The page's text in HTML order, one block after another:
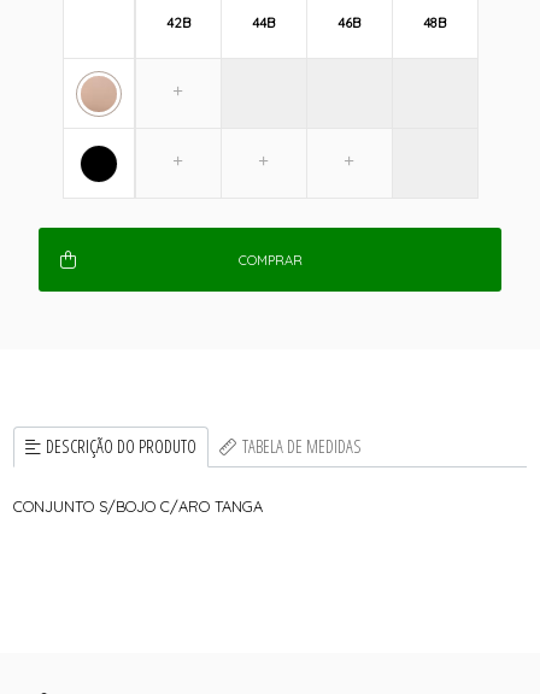
42B 44B 46B 48B
COMPRAR
DESCRIÇÃO DO PRODUTO TABELA DE MEDIDAS
CONJUNTO S/BOJO C/ARO TANGA